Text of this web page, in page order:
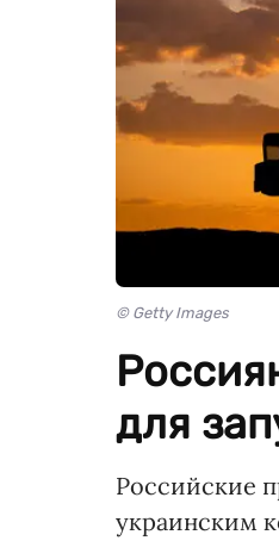
© Getty Images
для
Российские
украинским